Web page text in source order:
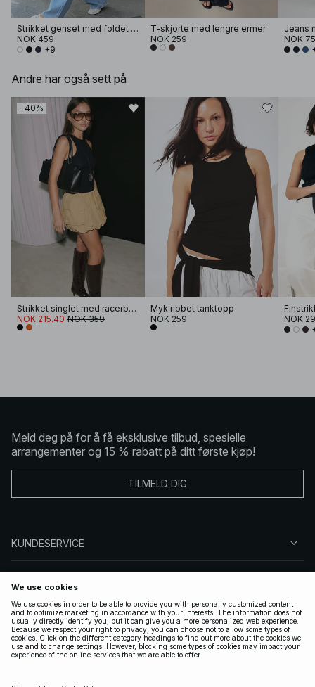
Strikket genset med foldet erme
NOK 459
+9
T-skjorte med lengre ermer
NOK 259
Jeans
NOK
Andre har også sett på
−40%
Strikket singlet med racerback
NOK 215.40 NOK 359
Myk ribbet tanktopp
NOK 259
NOK
Meld deg på for å få eksklusive tilbud, spesielle
arrangementer og 15 % rabatt på ditt første kjøp!
TILMELD DIG
KUNDESERVICE
FØLG OSS
LOVLIG